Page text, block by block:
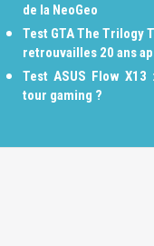
de la NeoGeo
Test GTA The Trilogy
retrouvailles 20 ans
Test ASUS Flow
tour gaming ?